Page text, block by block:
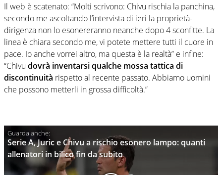
Il web è scatenato: “Molti scrivono: Chivu rischia la panchina,
secondo me ascoltando l’intervista di ieri la proprietà-
dirigenza non lo esonereranno neanche dopo 4 sconfitte. La
linea è chiara secondo me, vi potete mettere tutti il cuore in
pace. Io anche vorrei altro, ma questa è la realtà” e infine:
“Chivu dovrà inventarsi qualche mossa tattica di
discontinuità rispetto al recente passato. Abbiamo uomini
che possono metterli in grossa difficoltà.”
Serie A, Juric e Chivu a rischio esonero lampo: quanti
allenatori in bilico fin da subito